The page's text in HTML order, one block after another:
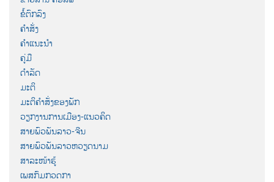
ຂໍ້ຕົກລົງ
ຄຳສັ່ງ
ຄຳແນະນຳ
ຄູ່ມື
ດຳລັດ
ມະຕິ
ມະຕິຄຳສັ່ງຂອງພັກ
ວຽກງານການເມືອງ-ແນວຄິດ
ສາຍພົວພັນລາວ-ຈີນ
ສາຍພົວພັນລາວຫວຽດນາມ
ສາລະໜ້າຮູ້
ເພສກົມກວດກາ